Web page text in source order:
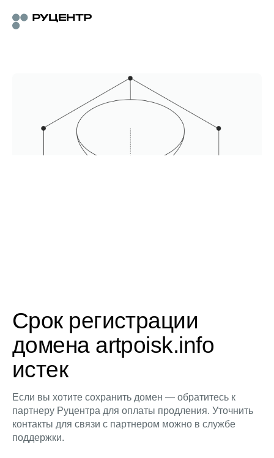
Срок регистрации
домена artpoisk.info
истек
Если вы хотите сохранить домен — обратитесь к
партнеру Руцентра для оплаты продления. Уточнить
контакты для связи с партнером можно в службе
поддержки.